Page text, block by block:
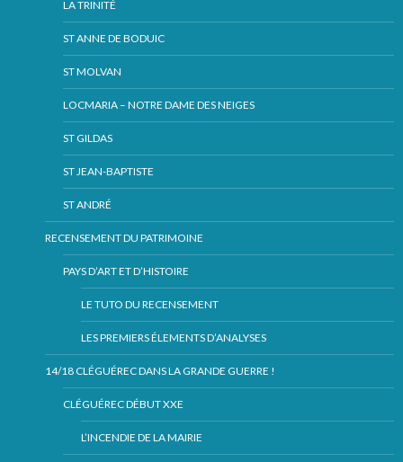
LA TRINITÉ
ST ANNE DE BODUIC
ST MOLVAN
LOCMARIA – NOTRE DAME DES NEIGES
ST GILDAS
ST JEAN-BAPTISTE
ST ANDRÉ
RECENSEMENT DU PATRIMOINE
PAYS D’ART ET D’HISTOIRE
LE TUTO DU RECENSEMENT
LES PREMIERS ÉLEMENTS D’ANALYSES
14/18 CLÉGUÉREC DANS LA GRANDE GUERRE !
CLÉGUÉREC DÉBUT XXE
L’INCENDIE DE LA MAIRIE